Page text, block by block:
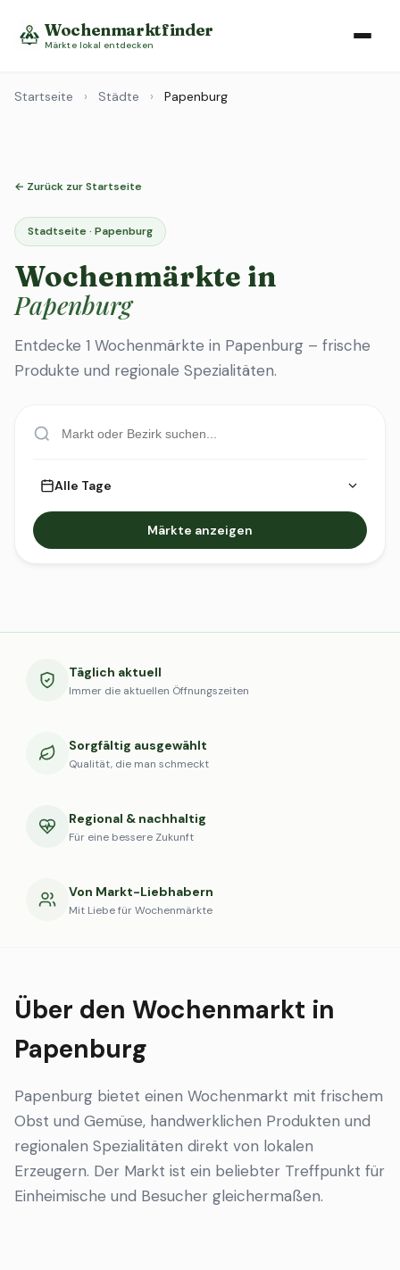
Wochenmarktfinder
Märkte lokal entdecken
Startseite › Städte › Papenburg
← Zurück zur Startseite
Stadtseite · Papenburg
Wochenmärkte in
Papenburg
Entdecke 1 Wochenmärkte in Papenburg – frische
Produkte und regionale Spezialitäten.
Alle Tage
Märkte anzeigen
Täglich aktuell
Immer die aktuellen Öffnungszeiten
Sorgfältig ausgewählt
Qualität, die man schmeckt
Regional & nachhaltig
Für eine bessere Zukunft
Von Markt-Liebhabern
Mit Liebe für Wochenmärkte
Über den Wochenmarkt in
Papenburg
Papenburg bietet einen Wochenmarkt mit frischem
Obst und Gemüse, handwerklichen Produkten und
regionalen Spezialitäten direkt von lokalen
Erzeugern. Der Markt ist ein beliebter Treffpunkt für
Einheimische und Besucher gleichermaßen.